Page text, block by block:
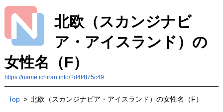
北欧（スカンジナビ
ア・アイスランド）の
女性名（F）
https://name.ichiran.info/?d4f4f75c49
Top > 北欧（スカンジナビア・アイスランド）の女性名（F）